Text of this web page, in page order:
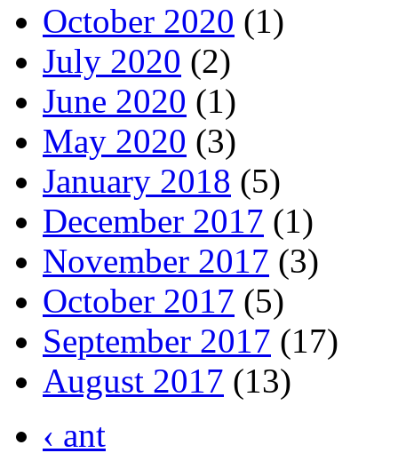
October 2020 (1)
July 2020 (2)
June 2020 (1)
May 2020 (3)
January 2018 (5)
December 2017 (1)
November 2017 (3)
October 2017 (5)
September 2017 (17)
August 2017 (13)
‹ ant